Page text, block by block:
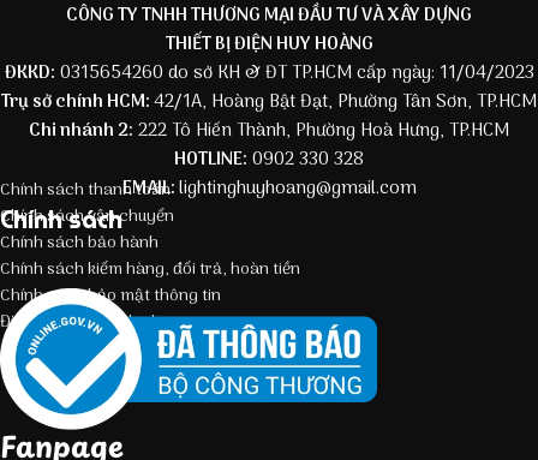
CÔNG TY TNHH THƯƠNG MẠI ĐẦU TƯ VÀ XÂY DỰNG
THIẾT BỊ ĐIỆN HUY HOÀNG
ĐKKD: 0315654260 do sở KH & ĐT TP.HCM cấp ngày: 11/04/2023
Trụ sở chính HCM:42/1A, Hoàng Bật Đạt, Phường Tân Sơn, TP.HCM
Chi nhánh 2: 222 Tô Hiến Thành, Phường Hoà Hưng, TP.HCM
HOTLINE: 0902 330 328
EMAIL:lightinghuyhoang@gmail.com
Chính sách
Chính sách thanh toán
Chính sách vận chuyển
Chính sách bảo hành
Chính sách kiểm hàng, đổi trả, hoàn tiền
Chính sách bảo mật thông tin
Điều kiện giao dịch chung
Fanpage